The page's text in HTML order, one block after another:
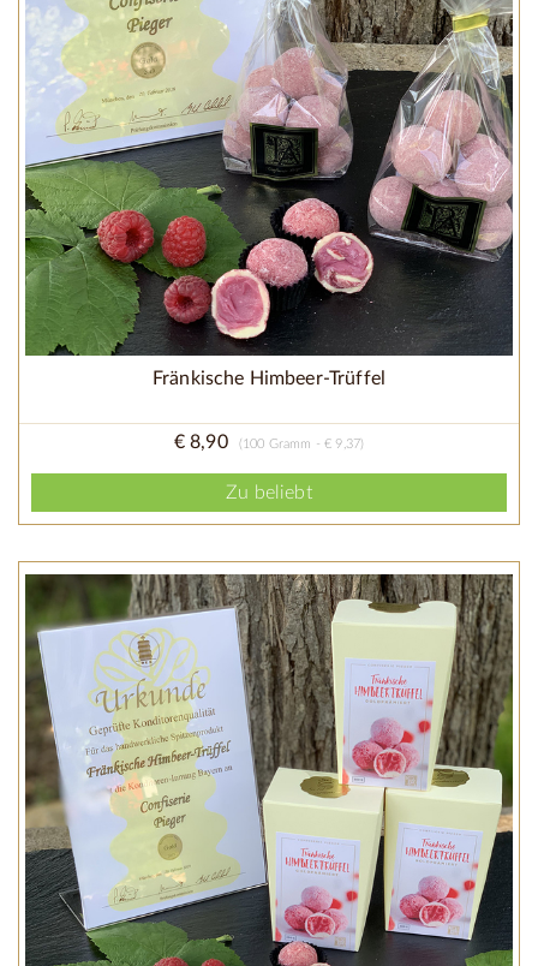
Fränkische Himbeer-Trüffel
€ 8,90 (100 Gramm - € 9,37)
Zu beliebt